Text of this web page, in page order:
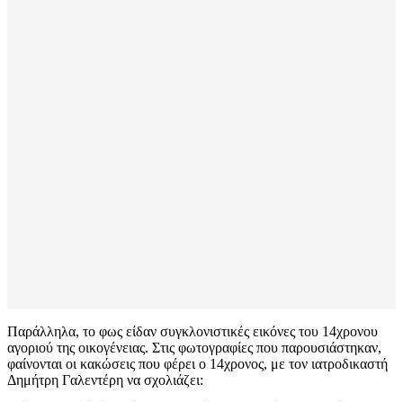
Παράλληλα, το φως είδαν συγκλονιστικές εικόνες του 14χρονου
αγοριού της οικογένειας. Στις φωτογραφίες που παρουσιάστηκαν,
φαίνονται οι κακώσεις που φέρει ο 14χρονος, με τον ιατροδικαστή
Δημήτρη Γαλεντέρη να σχολιάζει: